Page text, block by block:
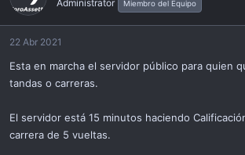
ó
Administrator Miembro del Equipo
22 Abr 2021
Esta en marcha el servidor público para quien
tandas o carreras.
El servidor está 15 minutos haciendo
carrera de 5 vueltas.